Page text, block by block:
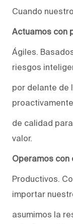
Cuando
Actuamos con
Ágiles.
riesgos
por delante de
de calidad
valor.
Operamos con
Productivos.
importar
asumimos la